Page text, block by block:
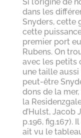
Si l’origine de
dans les
Snyders, cette
cette
premier port
Rubens. On
avec les petits
une taille
peut-être
dons de la
la
d’Hulst, Jacob
p.196, fig.167).
ait vu le